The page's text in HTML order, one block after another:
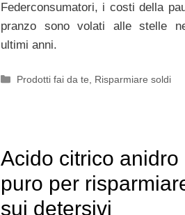
Federconsumatori, i costi della
pranzo sono volati alle stelle
ultimi anni.
Categorie
Prodotti fai da te Risparmiare soldi
Acido citrico anidro
puro per
sui detersivi